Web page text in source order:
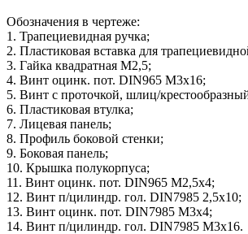
Обозначения в чертеже:
1. Трапециевидная ручка;
2. Пластиковая вставка для
3. Гайка квадратная М2,5;
4. Винт оцинк. пот. DIN965 М3х16;
5. Винт с проточкой, шлиц/
6. Пластиковая втулка;
7. Лицевая панель;
8. Профиль боковой стенки;
9. Боковая панель;
10. Крышка полукорпуса;
11. Винт оцинк. пот. DIN965 М2,5х4;
12. Винт п/цилиндр. гол. DIN7985 2,5х10;
13. Винт оцинк. пот. DIN7985 М3х4;
14. Винт п/цилиндр. гол. DIN7985 M3х16.